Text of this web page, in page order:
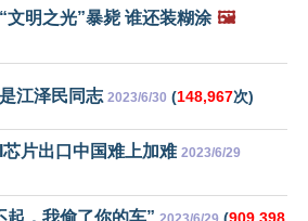
文明之光”暴毙 谁还装糊涂 🖼️
江泽民同志 2023/6/30 (148,967次)
片出口中国难上加难 2023/6/29
起，我偷了你的车”